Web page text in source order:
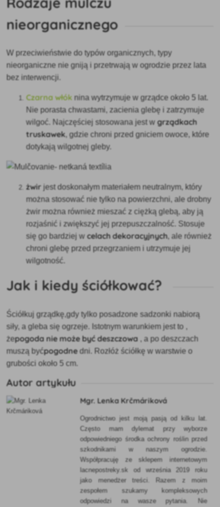
nieorganicznego
W przeciwieństwie do typów organicznych, typy
nieorganiczne nie gniją i przetrwają w ogrodzie przez lata
bez interwencji.
Czarna włók nina wytrzymuje w grządce około 5 lat.
Nie porasta chwastami, zacienia glebę i zatrzymuje
wilgoć. Najczęściej stosowana jest wgrządkach
truskawek, gdzie chroni przed gniciem owoce, które
dotykają wilgotnej gleby.
żwirjest doskonałym materiałem neutralnym, który
można stosować nie tylko na powierzchni, ale drobny
żwir można również mieszać z ciężką glebą, aby ją
rozjaśnić i zwiększyć jej przepuszczalność. Stosuje
się go bardziej wcelach dekoracyjnych, ale również
chroni glebę przed przegrzaniem i utrzymuje jej
wilgotność.
Jak i kiedy ściółkować?
Ściółkuj grządkę,gdy tylko posadzone sadzonki nabiorą
siły, a gleba się ogrzeje. Istotnym warunkiem jest to ,
żepogoda nie może być deszczowa , a po deszczach
muszą byćpogodnedni. Rozłóż ściółkę w warstwie o
grubości około 5 cm.
Autor artykułu
Mgr. Lenka Krčmáriková
Ogrodnictwo jest moją pasją od kilku lat.
Często mam dylemat przy wyborze
odpowiedniego środka ochrony roślin przed
szkodnikami w naszym ogrodzie.
Współpracuję ze sklepem internetowym
lacnepostreky.sk od września 2019 roku
jako menedżer treści. Razem z moim
zespołem szukamy kompleksowych
odpowiedzi na wasze pytania. Nie